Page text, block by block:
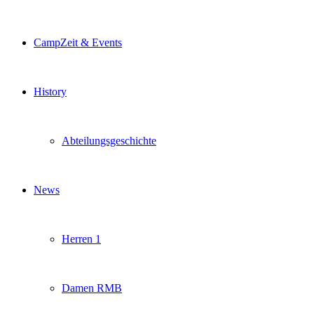
CampZeit & Events
History
Abteilungsgeschichte
News
Herren 1
Damen RMB